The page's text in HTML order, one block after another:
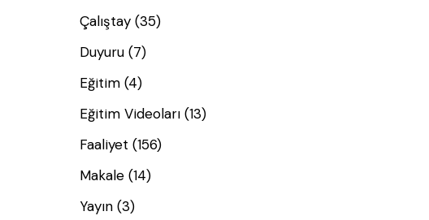
Çalıştay (35)
Duyuru (7)
Eğitim (4)
Eğitim Videoları (13)
Faaliyet (156)
Makale (14)
Yayın (3)